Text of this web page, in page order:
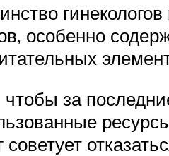
особенно
чтобы за
советует